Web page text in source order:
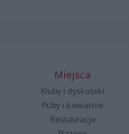
Miejsca
Kluby i dyskoteki
Puby i kawiarnie
Restauracje